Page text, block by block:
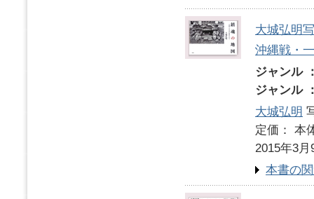
大城弘明
沖縄戦・
ジャンル
ジャンル
大城弘明
定価：
2015年3月
本書の